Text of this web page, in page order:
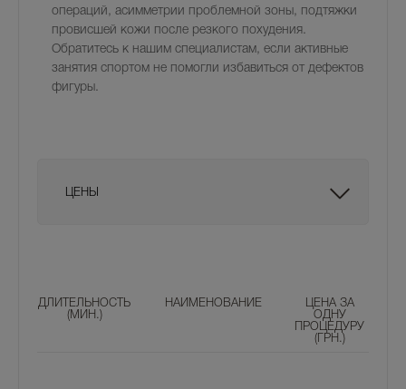
операций, асимметрии проблемной зоны, подтяжки
провисшей кожи после резкого похудения.
Обратитесь к нашим специалистам, если активные
занятия спортом не помогли избавиться от дефектов
фигуры.
ЦЕНЫ
ДЛИТЕЛЬНОСТЬ
(МИН.)
НАИМЕНОВАНИЕ
ЦЕНА ЗА
ОДНУ
ПРОЦЕДУРУ
(ГРН.)